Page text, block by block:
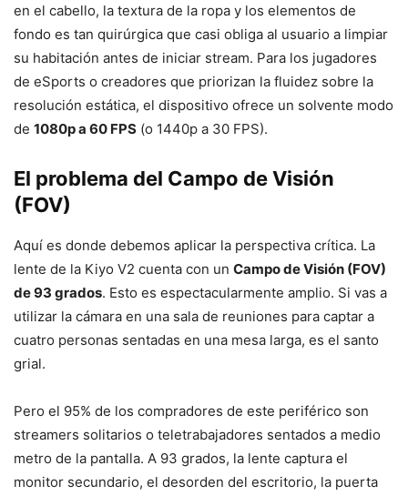
en el cabello, la textura de la ropa y los elementos de
fondo es tan quirúrgica que casi obliga al usuario a limpiar
su habitación antes de iniciar stream. Para los jugadores
de eSports o creadores que priorizan la fluidez sobre la
resolución estática, el dispositivo ofrece un solvente modo
de 1080p a 60 FPS (o 1440p a 30 FPS).
El problema del Campo de Visión
(FOV)
Aquí es donde debemos aplicar la perspectiva crítica. La
lente de la Kiyo V2 cuenta con un Campo de Visión (FOV)
de 93 grados. Esto es espectacularmente amplio. Si vas a
utilizar la cámara en una sala de reuniones para captar a
cuatro personas sentadas en una mesa larga, es el santo
grial.
Pero el 95% de los compradores de este periférico son
streamers solitarios o teletrabajadores sentados a medio
metro de la pantalla. A 93 grados, la lente captura el
monitor secundario, el desorden del escritorio, la puerta